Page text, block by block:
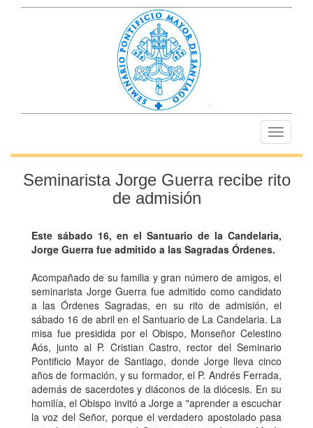
Toggle
Seminarista Jorge Guerra recibe rito
de admisión
Este sábado 16, en el Santuario de la Candelaria,
Jorge Guerra fue admitido a las Sagradas Órdenes.
Acompañado de su familia y gran número de amigos, el
seminarista Jorge Guerra fue admitido como candidato
a las Órdenes Sagradas, en su rito de admisión, el
sábado 16 de abril en el Santuario de La Candelaria. La
misa fue presidida por el Obispo, Monseñor Celestino
Aós, junto al P. Cristian Castro, rector del Seminario
Pontificio Mayor de Santiago, donde Jorge lleva cinco
años de formación, y su formador, el P. Andrés Ferrada,
además de sacerdotes y diáconos de la diócesis. En su
homilía, el Obispo invitó a Jorge a "aprender a escuchar
la voz del Señor, porque el verdadero apostolado pasa